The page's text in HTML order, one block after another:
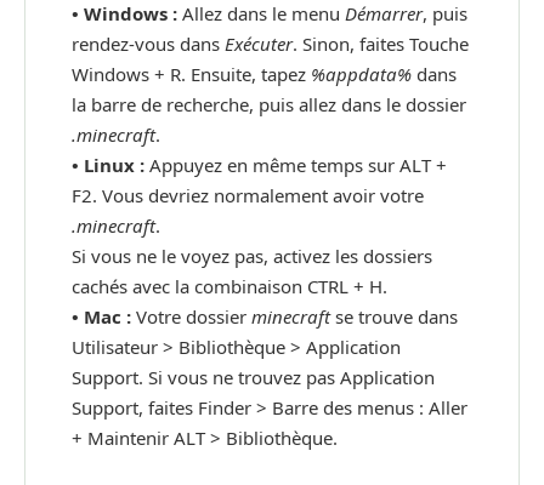
• Windows : Allez dans le menu Démarrer, puis
rendez-vous dans Exécuter. Sinon, faites Touche
Windows + R. Ensuite, tapez %appdata% dans
la barre de recherche, puis allez dans le dossier
.minecraft.
• Linux : Appuyez en même temps sur ALT +
F2. Vous devriez normalement avoir votre
.minecraft.
Si vous ne le voyez pas, activez les dossiers
cachés avec la combinaison CTRL + H.
• Mac : Votre dossier minecraftse trouve dans
Utilisateur > Bibliothèque > Application
Support. Si vous ne trouvez pas Application
Support, faites Finder > Barre des menus : Aller
+ Maintenir ALT > Bibliothèque.